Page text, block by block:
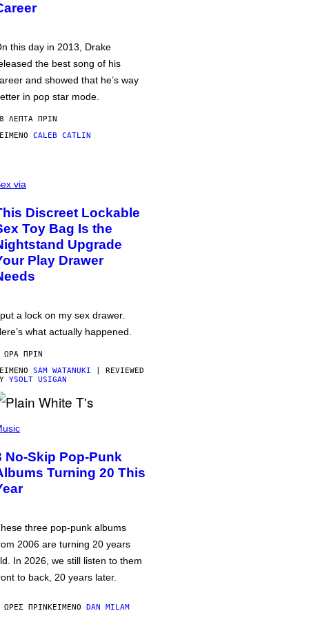
this day in 2013, Drake
the best song of his
and showed that he’s way
in pop star mode.
ΛΕΠΤΆ ΠΡΙΝ
CALEB CATLIN
via
Discreet Lockable
Toy Bag Is the
Upgrade
Play Drawer
a lock on my sex drawer.
what actually happened.
ΏΡΑ ΠΡΙΝ
SAM WATANUKI | REVIEWED
YSOLT USIGAN
No-Skip Pop-Punk
Turning 20 This
three pop-punk albums
2006 are turning 20 years
In 2026, we still listen to them
to back, 20 years later.
ΏΡΕΣ ΠΡΙΝΚΕΊΜΕΝΟ DAN MILAM